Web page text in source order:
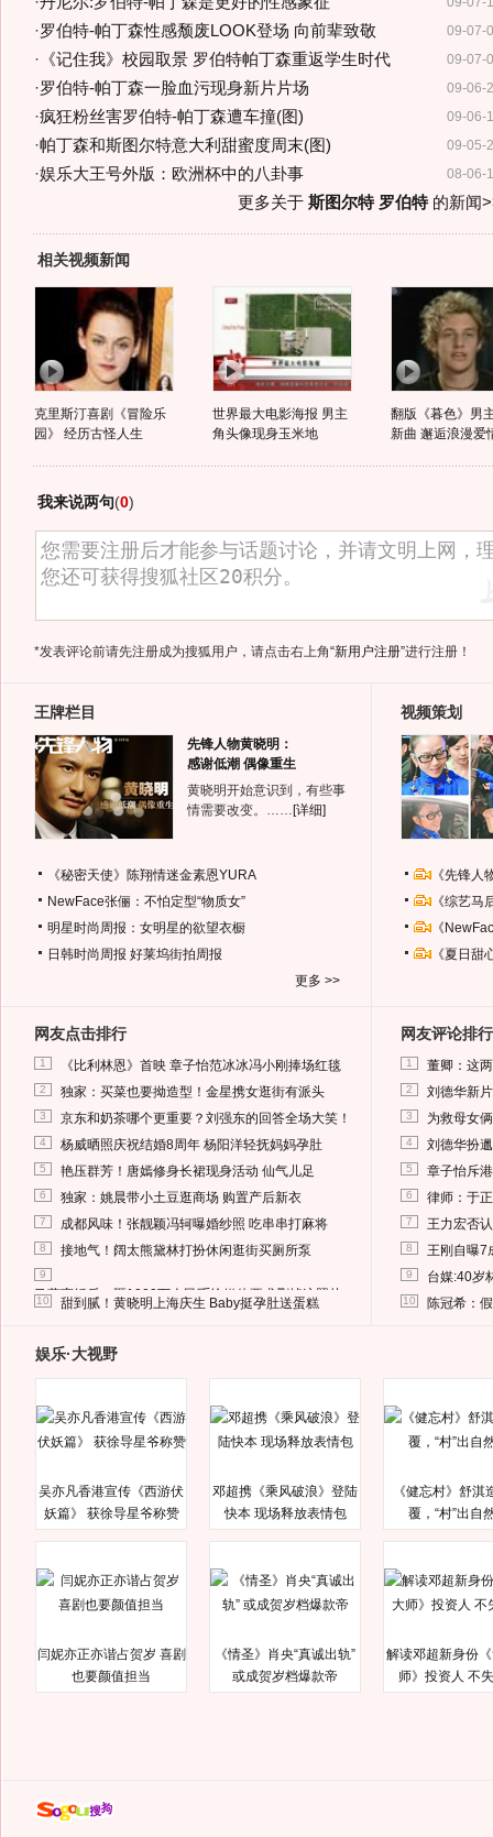
09-07-
·罗伯特-帕丁森性感颓废LOOK登场 向前辈致敬
09-07-
· 《记住我》校园取景 罗伯特帕丁森重返学生时代
09-06-
·罗伯特-帕丁森一脸血污现身新片片场
09-06-
·疯狂粉丝害罗伯特-帕丁森遭车撞(图)
09-05-
·帕丁森和斯图尔特意大利甜蜜度周末(图)
08-06-
·娱乐大王号外版：欧洲杯中的八卦事
更多关于 斯图尔特 罗伯特的新闻
相关视频新闻
克里斯汀喜剧《冒险乐
园》 经历古怪人生
世界最大电影海报 男主
角头像现身玉米地
翻版《暮色》男
新曲 邂逅浪漫爱
我来说两句(0)
*发表评论前请先注册成为搜狐用户，请点击右上角“新用户注册”进行注册！
王牌栏目
先锋人物黄晓明：
感谢低潮 偶像重生
黄晓明开始意识到，有些事
情需要改变。…… [详细]
《秘密天使》陈翔情迷金素恩YURA
NewFace张俪：不怕定型“物质女”
明星时尚周报：女明星的欲望衣橱
日韩时尚周报 好莱坞街拍周报
更多 >>
视频策划
《先锋
《综艺
《
《夏日
网友点击排行
1 《比利林恩》首映 章子怡范冰冰冯小刚捧场红毯
2 独家：买菜也要拗造型！金星携女逛街有派头
3 京东和奶茶哪个更重要？刘强东的回答全场大笑！
4 杨威晒照庆祝结婚8周年 杨阳洋轻抚妈妈孕肚
5 艳压群芳！唐嫣修身长裙现身活动 仙气儿足
6 独家：姚晨带小土豆逛商场 购置产后新衣
7 成都风味！张靓颖冯轲曝婚纱照 吃串串打麻将
8 接地气！阔太熊黛林打扮休闲逛街买厕所泵
9
马蓉离婚后，砸1000万人民币给媒体要求删掉这照片
10 甜到腻！黄晓明上海庆生 Baby挺孕肚送蛋糕
网友评论排行
1 董卿：这
2 刘德华新
3 为救母女
4 刘德华扮
5 章子怡斥
6 律师：于
7 王力宏否
8 王刚自曝7
9 台媒:40岁
10 陈冠希：
娱乐·大视野
吴亦凡香港宣传《西游伏
妖篇》 获徐导星爷称赞
邓超携《乘风破浪》登陆
快本 现场释放表情包
《健忘村》舒淇
覆，“村”出自
闫妮亦正亦谐占贺岁 喜剧
也要颜值担当
《情圣》肖央“真诚出轨”
或成贺岁档爆款帝
解读邓超新身份
师》投资人 不